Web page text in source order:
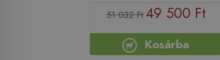
51 032 Ft 49 500 Ft
Kosárba